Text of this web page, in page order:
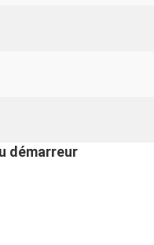
démarreur